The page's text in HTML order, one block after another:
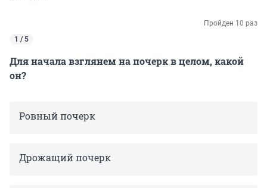
Пройден 10 раз
1 / 5
Для начала взглянем на почерк в целом, какой
он?
Ровный почерк
Дрожащий почерк